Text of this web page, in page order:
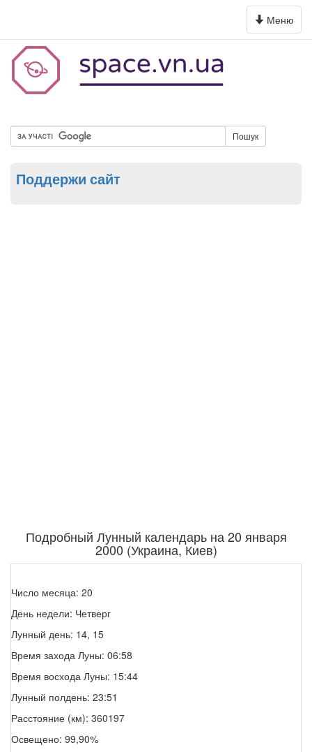
Toggle
navigation
Меню
Пошук
Поддержи сайт
Подробный Лунный календарь на 20 января
2000 (Украина, Киев)
Число месяца: 20
День недели: Четверг
Лунный день: 14, 15
Время захода Луны: 06:58
Время восхода Луны: 15:44
Лунный полдень: 23:51
Расстояние (км): 360197
Освещено: 99,90%